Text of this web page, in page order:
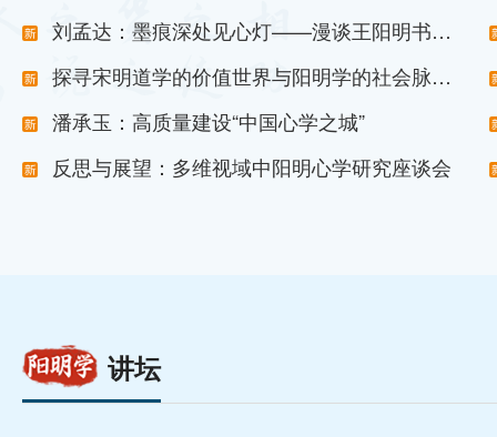
刘孟达：墨痕深处见心灯——漫谈王阳明书法
探寻宋明道学的价值世界与阳明学的社会脉动
潘承玉：高质量建设“中国心学之城”
反思与展望：多维视域中阳明心学研究座谈会
讲坛